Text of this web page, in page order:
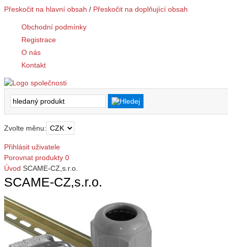
Přeskočit na hlavní obsah / Přeskočit na doplňující obsah
Obchodní podmínky
Registrace
O nás
Kontakt
Zvolte měnu:
Přihlásit uživatele
Porovnat produkty 0
Úvod SCAME-CZ,s.r.o.
SCAME-CZ,s.r.o.